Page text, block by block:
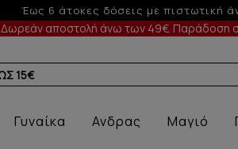
-5% σε παραγγελίες
Δωρεάν αποστολή άνω των 49€. Παράδοση
Γυναίκα Ανδρας Μαγιό